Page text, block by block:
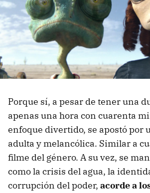
Porque sí, a pesar de tener una
apenas una hora con cuarenta
enfoque divertido, se apostó por
adulta y melancólica. Similar a
filme del género. A su vez, se
como la crisis del agua, la
corrupción del poder, acorde a